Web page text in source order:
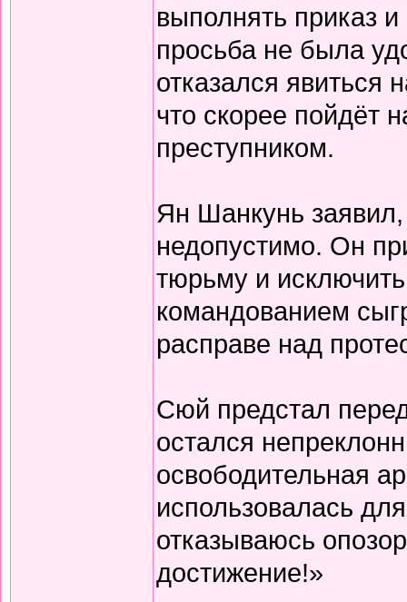
выполнять приказ
просьба не была
отказался явиться
что скорее пойдёт
преступником.
Ян Шанкунь
недопустимо. Он
тюрьму и
командованием
расправе над
Сюй предстал
остался
освободительная
использовалась
отказываюсь
достижение!»